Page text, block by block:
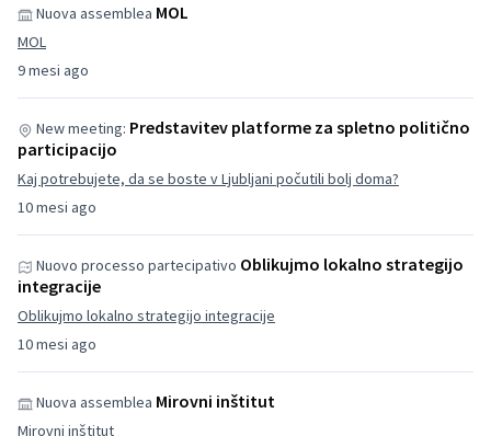
9 mesi ago
Nuova assemblea MOL
MOL
10 mesi ago
New meeting: Predstavitev platforme za spletno politično
participacijo
Kaj potrebujete, da se boste v Ljubljani počutili bolj doma?
10 mesi ago
Nuovo processo partecipativo Oblikujmo lokalno strategijo
integracije
Oblikujmo lokalno strategijo integracije
Nuova assemblea Mirovni inštitut
Mirovni inštitut